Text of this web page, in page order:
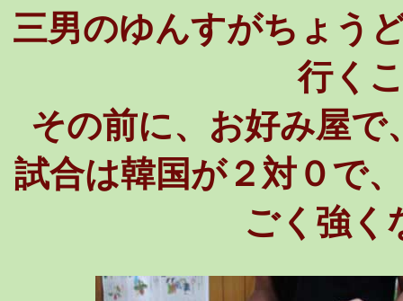
三男のゆんすがちょう
行く
その前に、お好み屋
試合は韓国が２対０で
ごく強く